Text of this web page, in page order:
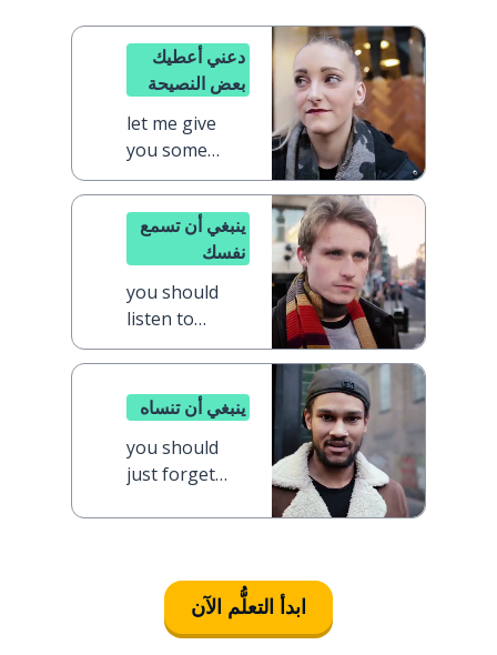
دعني أعطيك
بعض النصيحة
let me give
you some
advice
ينبغي أن تسمع
نفسك
you should
listen to
yourself
ينبغي أن تنساه
you should
just forget
ابدأ التعلُّم الآن